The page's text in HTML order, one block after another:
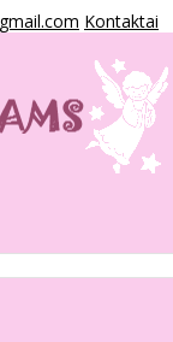
Kontaktai